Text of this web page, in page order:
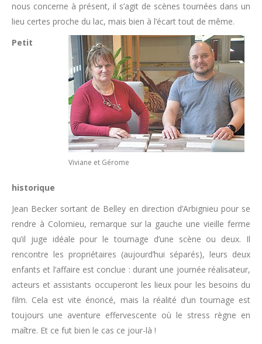
nous concerne à présent, il s’agit de scènes tournées dans un
lieu certes proche du lac, mais bien à l’écart tout de même.
Viviane et Gérome
Petit
historique
Jean Becker sortant de Belley en direction d’Arbignieu pour se
rendre à Colomieu, remarque sur la gauche une vieille ferme
qu’il juge idéale pour le tournage d’une scène ou deux. Il
rencontre les propriétaires (aujourd’hui séparés), leurs deux
enfants et l’affaire est conclue : durant une journée réalisateur,
acteurs et assistants occuperont les lieux pour les besoins du
film. Cela est vite énoncé, mais la réalité d’un tournage est
toujours une aventure effervescente où le stress règne en
maître. Et ce fut bien le cas ce jour-là !